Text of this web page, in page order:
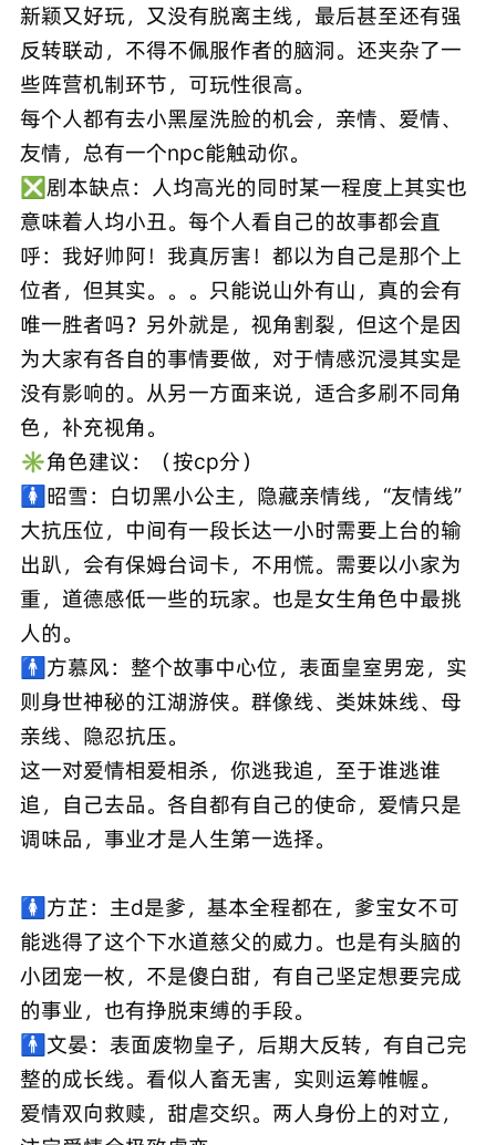
新颖又好玩，又没有脱离主线，最后甚至还有强
反转联动，不得不佩服作者的脑洞。还夹杂了一
些阵营机制环节，可玩性很高。
每个人都有去小黑屋洗脸的机会，亲情、爱情、
友情，总有一个npc能触动你。
❎剧本缺点：人均高光的同时某一程度上其实也
意味着人均小丑。每个人看自己的故事都会直
呼：我好帅阿！我真厉害！都以为自己是那个上
位者，但其实。。。只能说山外有山，真的会有
唯一胜者吗？另外就是，视角割裂，但这个是因
为大家有各自的事情要做，对于情感沉浸其实是
没有影响的。从另一方面来说，适合多刷不同角
色，补充视角。
✳️角色建议：（按cp分）
🚺昭雪：白切黑小公主，隐藏亲情线，“友情线”
大抗压位，中间有一段长达一小时需要上台的输
出趴，会有保姆台词卡，不用慌。需要以小家为
重，道德感低一些的玩家。也是女生角色中最挑
人的。
🚹方慕风：整个故事中心位，表面皇室男宠，实
则身世神秘的江湖游侠。群像线、类妹妹线、母
亲线、隐忍抗压。
这一对爱情相爱相杀，你逃我追，至于谁逃谁
追，自己去品。各自都有自己的使命，爱情只是
调味品，事业才是人生第一选择。
🚺方芷：主d是爹，基本全程都在，爹宝女不可
能逃得了这个下水道慈父的威力。也是有头脑的
小团宠一枚，不是傻白甜，有自己坚定想要完成
的事业，也有挣脱束缚的手段。
🚹文晏：表面废物皇子，后期大反转，有自己完
整的成长线。看似人畜无害，实则运筹帷幄。
爱情双向救赎，甜虐交织。两人身份上的对立，